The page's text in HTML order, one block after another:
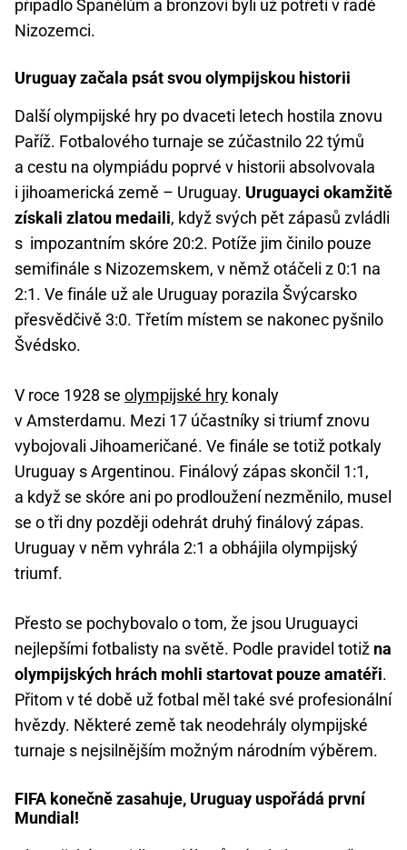
připadlo Španělům a bronzoví byli už potřetí v řadě
Nizozemci.
Uruguay začala psát svou olympijskou historii
Další olympijské hry po dvaceti letech hostila znovu
Paříž. Fotbalového turnaje se zúčastnilo 22 týmů
a cestu na olympiádu poprvé v historii absolvovala
i jihoamerická země – Uruguay. Uruguayci okamžitě
získali zlatou medaili, když svých pět zápasů zvládli
s impozantním skóre 20:2. Potíže jim činilo pouze
semifinále s Nizozemskem, v němž otáčeli z 0:1 na
2:1. Ve finále už ale Uruguay porazila Švýcarsko
přesvědčivě 3:0. Třetím místem se nakonec pyšnilo
Švédsko.
V roce 1928 se olympijské hry konaly
v Amsterdamu. Mezi 17 účastníky si triumf znovu
vybojovali Jihoameričané. Ve finále se totiž potkaly
Uruguay s Argentinou. Finálový zápas skončil 1:1,
a když se skóre ani po prodloužení nezměnilo, musel
se o tři dny později odehrát druhý finálový zápas.
Uruguay v něm vyhrála 2:1 a obhájila olympijský
triumf.
Přesto se pochybovalo o tom, že jsou Uruguayci
nejlepšími fotbalisty na světě. Podle pravidel totiž na
olympijských hrách mohli startovat pouze amatéři.
Přitom v té době už fotbal měl také své profesionální
hvězdy. Některé země tak neodehrály olympijské
turnaje s nejsilnějším možným národním výběrem.
FIFA konečně zasahuje, Uruguay uspořádá první
Mundial!